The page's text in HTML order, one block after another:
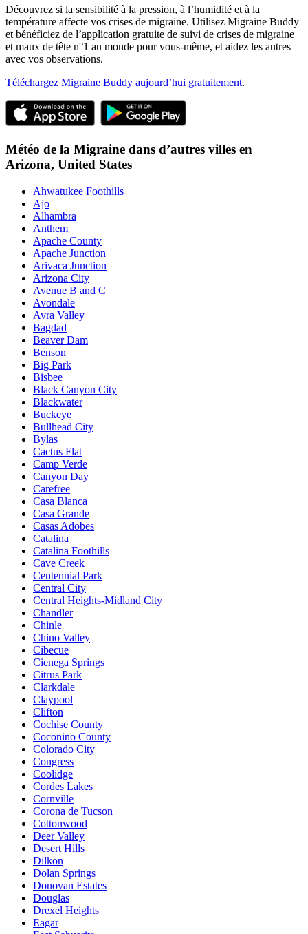
Découvrez si la sensibilité à la pression, à l’humidité et à la
température affecte vos crises de migraine. Utilisez Migraine Buddy
et bénéficiez de l’application gratuite de suivi de crises de migraine
et maux de tête n°1 au monde pour vous-même, et aidez les autres
avec vos observations.
Téléchargez Migraine Buddy aujourd’hui gratuitement.
Météo de la Migraine dans d’autres villes en
Arizona, United States
Ahwatukee Foothills
Ajo
Alhambra
Anthem
Apache County
Apache Junction
Arivaca Junction
Arizona City
Avenue B and C
Avondale
Avra Valley
Bagdad
Beaver Dam
Benson
Big Park
Bisbee
Black Canyon City
Blackwater
Buckeye
Bullhead City
Bylas
Cactus Flat
Camp Verde
Canyon Day
Carefree
Casa Blanca
Casa Grande
Casas Adobes
Catalina
Catalina Foothills
Cave Creek
Centennial Park
Central City
Central Heights-Midland City
Chandler
Chinle
Chino Valley
Cibecue
Cienega Springs
Citrus Park
Clarkdale
Claypool
Clifton
Cochise County
Coconino County
Colorado City
Congress
Coolidge
Cordes Lakes
Cornville
Corona de Tucson
Cottonwood
Deer Valley
Desert Hills
Dilkon
Dolan Springs
Donovan Estates
Douglas
Drexel Heights
Eagar